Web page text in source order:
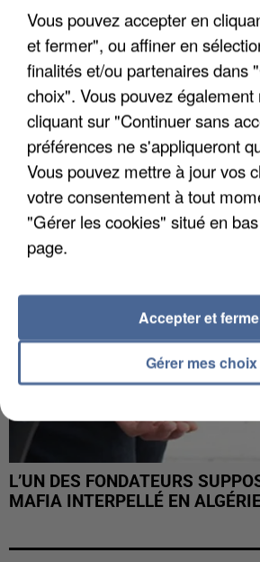
APRÈS TOUTES CES
DE FAUNE SAUVAGE SONT...
L’UN DES FONDATEURS
MAFIA INTERPELLÉ EN
Vous pouvez accepter en
et fermer", ou affiner en
finalités et/ou partenaires dans
choix". Vous pouvez également
cliquant sur "Continuer sans
préférences ne s'appliqueront
Vous pouvez mettre à jour vos
votre consentement à tout
"Gérer les cookies" situé en
page.
Gérer mes choix
Accepter et